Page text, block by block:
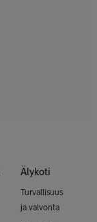
Älykoti
Turvallisuus
ja valvonta